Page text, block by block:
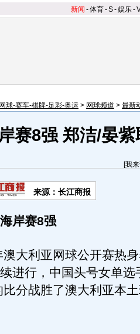
新闻 -体育-S-娱乐-
网球-赛车-棋牌-足彩-奥运 > 网球频道 > 最新
赛8强 郑洁/晏
[我
来源：长江商报
岸赛8强
利亚网球公开赛热身
进行，中国头号女单选
分战胜了澳大利亚本